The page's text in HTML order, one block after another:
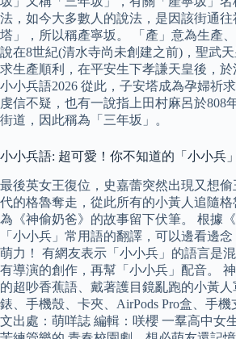
法，如今大多數人的說法，是因該街通
塔」，所以稱產寧坂。 「產」意為生產
說在8世紀(清水寺尚未創建之前)，聖武
求生產順利，在平安生下孝謙天皇後，於
小小兵語2026 從此，子安塔成為孕婦祈
虔信不疑，也有一說指上田村麻呂於808
街道，因此稱為「三年坂」。
小小兵語: 超可愛！你不知道的「小小兵
最後英女王復位，史嘉蕾突然出現又想
代的格魯奪走，從此所有的小黃人追隨格
為《神偷奶爸》的故事留下伏筆。 根據
「小小兵」常用語的翻譯，可以邊看邊
萌力！ 有網友表示「小小兵」的語言是
有導演的創作，再幫「小小兵」配音。
的超吵香蕉語、戴著護目鏡亂跑的小黃
錶、手機殼、卡夾、AirPods Pro盒、手
文出處：萌咩誌 編輯：咲櫻 一羣高中女